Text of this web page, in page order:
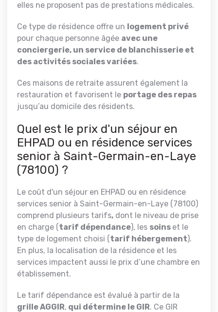
elles ne proposent pas de prestations médicales.
Ce type de résidence offre un logement privé
pour chaque personne âgée avec une
conciergerie, un service de blanchisserie et
des activités sociales variées.
Ces maisons de retraite assurent également la
restauration et favorisent le portage des repas
jusqu’au domicile des résidents.
Quel est le prix d'un séjour en
EHPAD ou en résidence services
senior à Saint-Germain-en-Laye
(78100) ?
Le coût d'un séjour en EHPAD ou en résidence
services senior à Saint-Germain-en-Laye (78100)
comprend plusieurs tarifs, dont le niveau de prise
en charge (tarif dépendance), les soins et le
type de logement choisi (tarif hébergement).
En plus, la localisation de la résidence et les
services impactent aussi le prix d’une chambre en
établissement.
Le tarif dépendance est évalué à partir de la
grille AGGIR, qui détermine le GIR. Ce GIR